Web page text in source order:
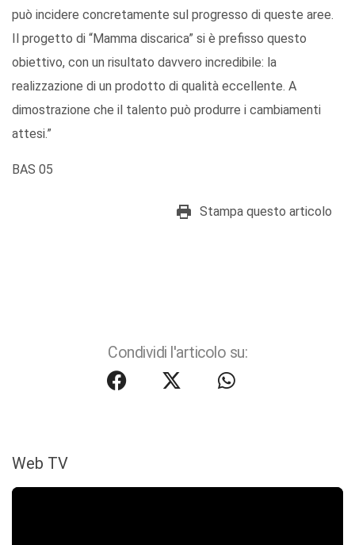
può incidere concretamente sul progresso di queste aree.
Il progetto di “Mamma discarica” si è prefisso questo
obiettivo, con un risultato davvero incredibile: la
realizzazione di un prodotto di qualità eccellente. A
dimostrazione che il talento può produrre i cambiamenti
attesi.”
BAS 05
Stampa questo articolo
Condividi l'articolo su:
Web TV